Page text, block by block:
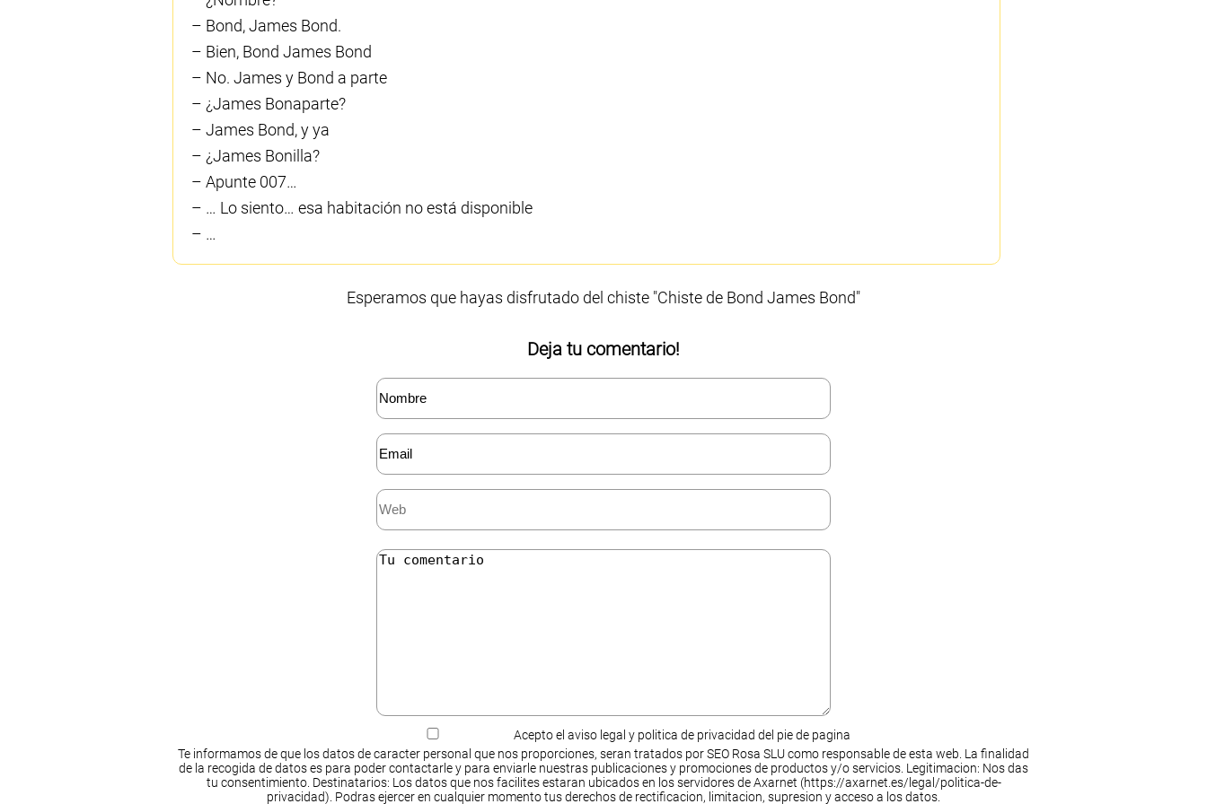
– Bond, James Bond.
– Bien, Bond James Bond
– No. James y Bond a parte
– ¿James Bonaparte?
– James Bond, y ya
– ¿James Bonilla?
– Apunte 007…
– … Lo siento… esa habitación no está disponible
– …
Esperamos que hayas disfrutado del chiste "Chiste de Bond James Bond"
Deja tu comentario!
Acepto el aviso legal y politica de privacidad del pie de pagina
Te informamos de que los datos de caracter personal que nos proporciones, seran tratados por SEO Rosa SLU como responsable de esta web. La finalidad
de la recogida de datos es para poder contactarle y para enviarle nuestras publicaciones y promociones de productos y/o servicios. Legitimacion: Nos das
tu consentimiento. Destinatarios: Los datos que nos facilites estaran ubicados en los servidores de Axarnet (https://axarnet.es/legal/politica-de-
privacidad). Podras ejercer en cualquier momento tus derechos de rectificacion, limitacion, supresion y acceso a los datos.